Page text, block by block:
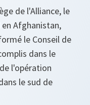
de l'Alliance, le
Afghanistan,
le Conseil de
dans le
l'opération
le sud de